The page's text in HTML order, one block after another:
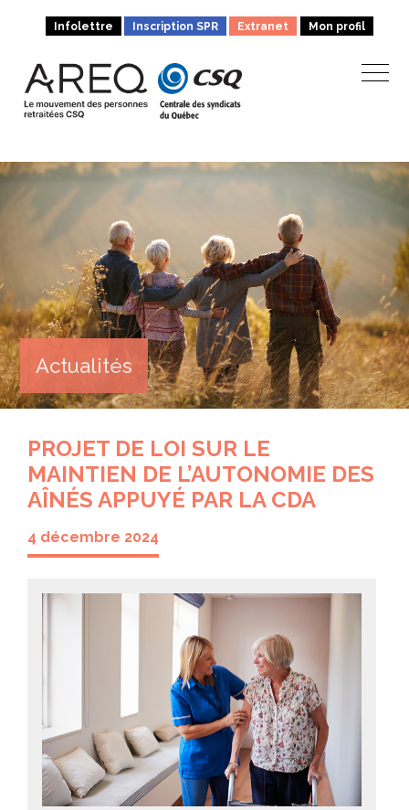
Infolettre Inscription SPR Extranet Mon profil
Actualités
PROJET DE LOI SUR LE
MAINTIEN DE L’AUTONOMIE DES
AÎNÉS APPUYÉ PAR LA CDA
4 décembre 2024